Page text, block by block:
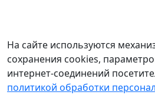
На сайте используются
сохранения cookies,
интернет-соединений
политикой обработки